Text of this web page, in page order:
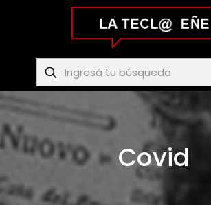
Covid